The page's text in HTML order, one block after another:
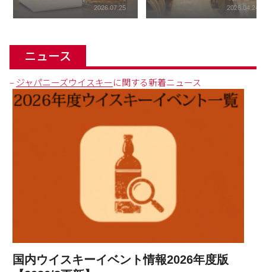
2026.07.25
2026.04.24
ニュース
–ジャパニーズウイスキーに関する新着ニュース
国内ウイスキーイベント情報2026年度版